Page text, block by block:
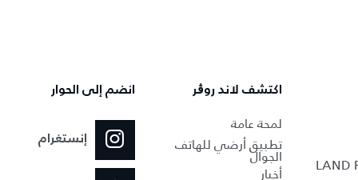
اكتشف لاند روڨر
لمحة عامة
تطبيق أرضي للهاتف
الجوال
أخبار
انضم إلى الحوار
إنستغرام